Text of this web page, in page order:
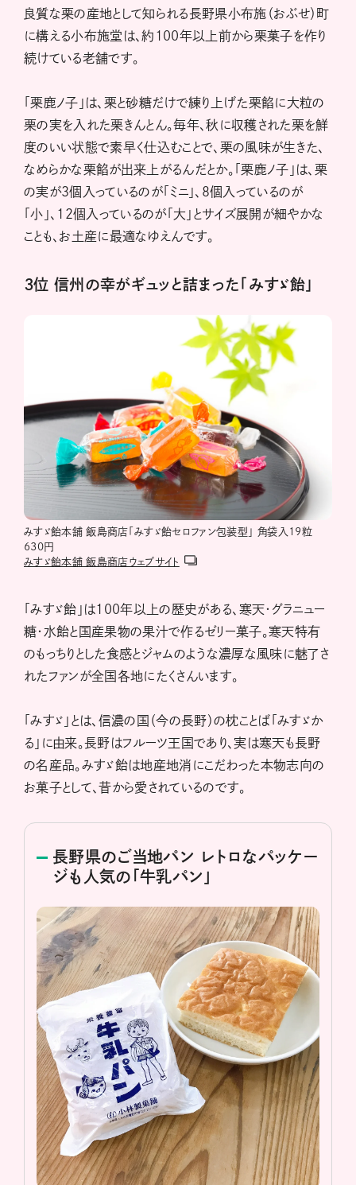
良質な栗の産地として知られる長野県小布施（おぶせ）町
に構える小布施堂は、約100年以上前から栗菓子を作り
続けている老舗です。
「栗鹿ノ子」は、栗と砂糖だけで練り上げた栗餡に大粒の
栗の実を入れた栗きんとん。毎年、秋に収穫された栗を鮮
度のいい状態で素早く仕込むことで、栗の風味が生きた、
なめらかな栗餡が出来上がるんだとか。「栗鹿ノ子」は、栗
の実が３個入っているのが「ミニ」、８個入っているのが
「小」、12個入っているのが「大」とサイズ展開が細やかな
ことも、お土産に最適なゆえんです。
３位 信州の幸がギュッと詰まった「みすゞ飴」
みすゞ飴本舗 飯島商店「みすゞ飴セロファン包装型」 角袋入19粒
630円
みすゞ飴本舗 飯島商店ウェブサイト
「みすゞ飴」は100年以上の歴史がある、寒天・グラニュー
糖・水飴と国産果物の果汁で作るゼリー菓子。寒天特有
のもっちりとした食感とジャムのような濃厚な風味に魅了さ
れたファンが全国各地にたくさんいます。
「みすゞ」とは、信濃の国（今の長野）の枕ことば「みすゞか
る」に由来。長野はフルーツ王国であり、実は寒天も長野
の名産品。みすゞ飴は地産地消にこだわった本物志向の
お菓子として、昔から愛されているのです。
長野県のご当地パン レトロなパッケー
ジも人気の「牛乳パン」